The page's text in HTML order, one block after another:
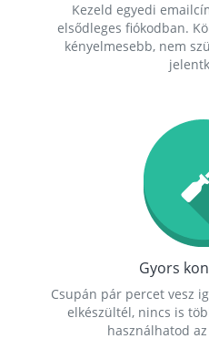
Kezeld egyedi
elsődleges fiókodban.
kényelmesebb, nem
Gyors
Csupán pár percet vesz
elkészültél, nincs is
használhatod